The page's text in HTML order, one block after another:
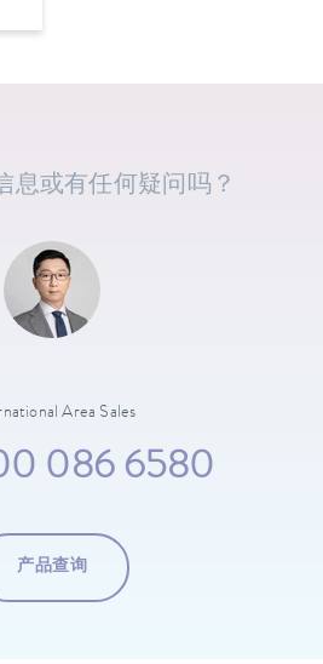
息或有任何疑问吗？
Area Sales
086 6580
产品查询